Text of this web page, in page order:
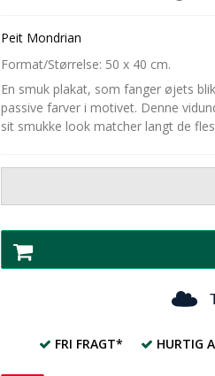
Peit Mondrian
Format/Størrelse: 50 x 40 cm.
En smuk plakat, som fanger øjets
passive farver i motivet. Denne
sit smukke look matcher langt de
FRI FRAGT* HURTIG